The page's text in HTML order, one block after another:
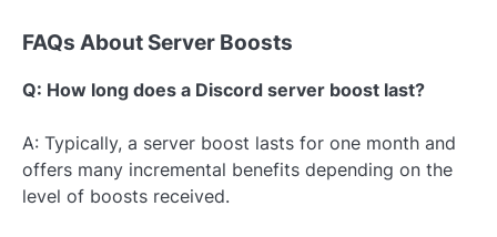
FAQs About Server Boosts
Q: How long does a Discord server boost last?
A: Typically, a server boost lasts for one month and
offers many incremental benefits depending on the
level of boosts received.